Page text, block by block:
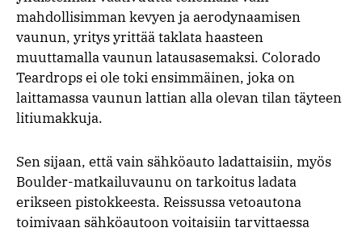
mahdollisimman kevyen ja aerodynaamisen
vaunun, yritys yrittää taklata haasteen
muuttamalla vaunun latausasemaksi. Colorado
Teardrops ei ole toki ensimmäinen, joka on
laittamassa vaunun lattian alla olevan tilan täyteen
litiumakkuja.
Sen sijaan, että vain sähköauto ladattaisiin, myös
Boulder-matkailuvaunu on tarkoitus ladata
erikseen pistokkeesta. Reissussa vetoautona
toimivaan sähköautoon voitaisiin tarvittaessa